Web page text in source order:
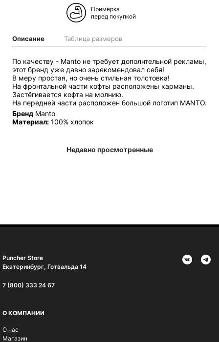
Примерка
перед покупкой
Описание Таблица размеров
По качеству - Manto не требует дополнтельной рекламы,
этот бренд уже давно зарекомендовал себя!
В меру простая, но очень стильная толстовка!
На фронтальной части кофты расположены карманы.
Застёгивается кофта на молнию.
На передней части расположен большой логотип MANTO.
Бренд Manto
Материал: 100% хлопок
Недавно просмотренные
Puncher Store
Екатеринбург, Готвальда 14
7 (800) 333 24 67
О КОМПАНИИ
О нас
Магазин